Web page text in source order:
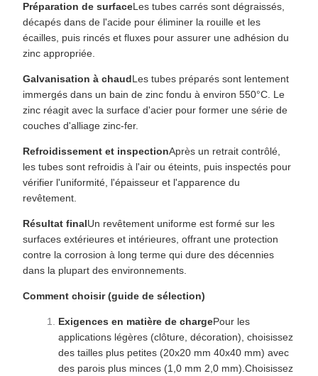
Préparation de surfaceLes tubes carrés sont dégraissés,
décapés dans de l'acide pour éliminer la rouille et les
écailles, puis rincés et fluxes pour assurer une adhésion du
zinc appropriée.
Galvanisation à chaudLes tubes préparés sont lentement
immergés dans un bain de zinc fondu à environ 550°C. Le
zinc réagit avec la surface d'acier pour former une série de
couches d'alliage zinc-fer.
Refroidissement et inspectionAprès un retrait contrôlé,
les tubes sont refroidis à l'air ou éteints, puis inspectés pour
vérifier l'uniformité, l'épaisseur et l'apparence du
revêtement.
Résultat finalUn revêtement uniforme est formé sur les
surfaces extérieures et intérieures, offrant une protection
contre la corrosion à long terme qui dure des décennies
dans la plupart des environnements.
Comment choisir (guide de sélection)
Exigences en matière de chargePour les
applications légères (clôture, décoration), choisissez
des tailles plus petites (20x20 mm 40x40 mm) avec
des parois plus minces (1,0 mm 2,0 mm).Choisissez